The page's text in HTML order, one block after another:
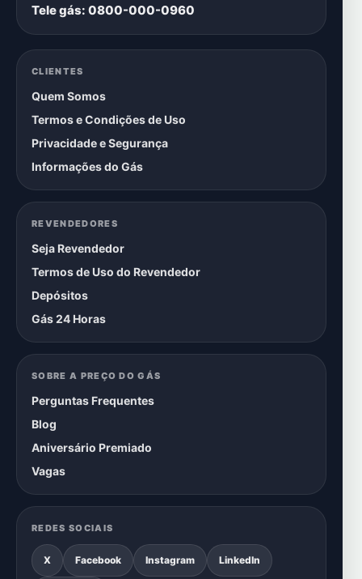
Tele gás: 0800-000-0960
CLIENTES
Quem Somos
Termos e Condições de Uso
Privacidade e Segurança
Informações do Gás
REVENDEDORES
Seja Revendedor
Termos de Uso do Revendedor
Depósitos
Gás 24 Horas
SOBRE A PREÇO DO GÁS
Perguntas Frequentes
Blog
Aniversário Premiado
Vagas
REDES SOCIAIS
X Facebook Instagram LinkedIn